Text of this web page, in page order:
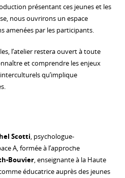
présentant ces jeunes et les
nous ouvrirons un espace
amenées par les participants.
l’atelier restera ouvert à toute
et comprendre les enjeux
qu’implique
Scotti, psychologue-
A, formée à l’approche
Bouvier, enseignante à la Haute
éducatrice auprès des jeunes